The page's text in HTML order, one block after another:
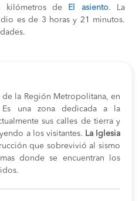
kilómetros de El asiento. La
es de 3 horas y 21 minutos.
de la Región Metropolitana, en
una zona dedicada a la
sus calles de tierra y
a los visitantes. La Iglesia
que sobrevivió al sismo
donde se encuentran los